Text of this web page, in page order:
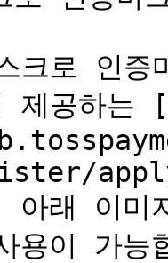
크로 인
제공하는
아래 이
이 가능